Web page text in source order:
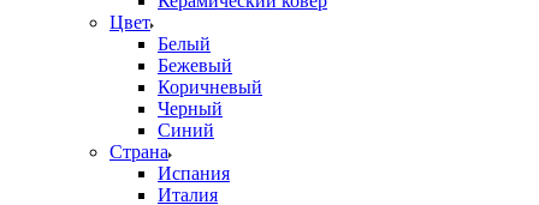
Цвет
Белый
Бежевый
Коричневый
Черный
Синий
Страна
Испания
Италия